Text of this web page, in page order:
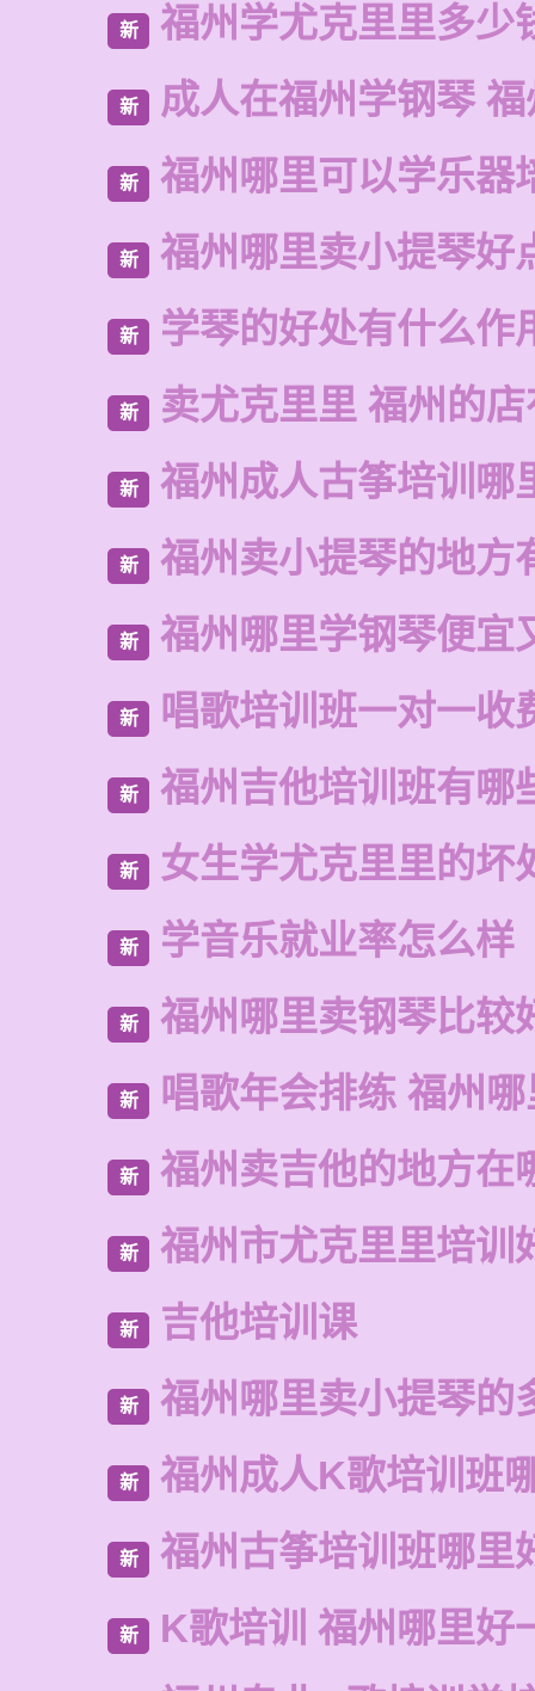
新 福州学尤克里里多少
新 成人在福州学钢琴
新 福州哪里可以学乐器
新 福州哪里卖小提琴好
新 学琴的好处有什么作
新 卖尤克里里 福州的
新 福州成人古筝培训哪
新 福州卖小提琴的地方
新 福州哪里学钢琴便宜
新 唱歌培训班一对一收
新 福州吉他培训班有哪
新 女生学尤克里里的坏
新 学音乐就业率怎么样
新 福州哪里卖钢琴比较
新 唱歌年会排练 福州
新 福州卖吉他的地方在
新 福州市尤克里里培训
新 吉他培训课
新 福州哪里卖小提琴的
新 福州成人K歌培训班
新 福州古筝培训班哪里
新
K歌培训 福州哪里好